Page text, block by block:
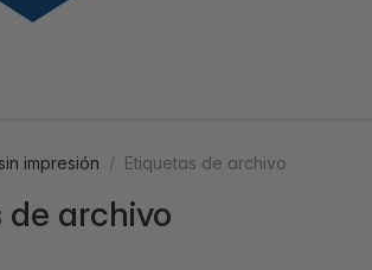
impresión Etiquetas de archivo
de archivo